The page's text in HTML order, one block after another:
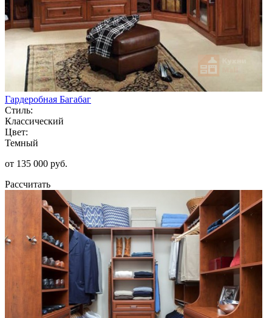
Гардеробная Багабаг
Стиль:
Классический
Цвет:
Темный
от 135 000 руб.
Рассчитать